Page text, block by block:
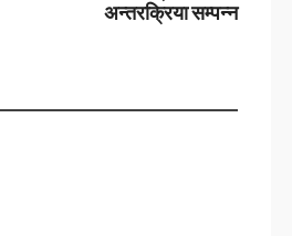
अन्तरक्रिया सम्पन्न